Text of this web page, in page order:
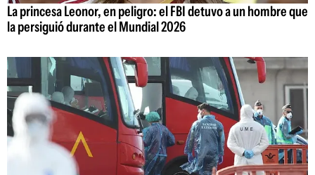
La princesa Leonor, en peligro: el FBI detuvo a un hombre que
la persiguió durante el Mundial 2026